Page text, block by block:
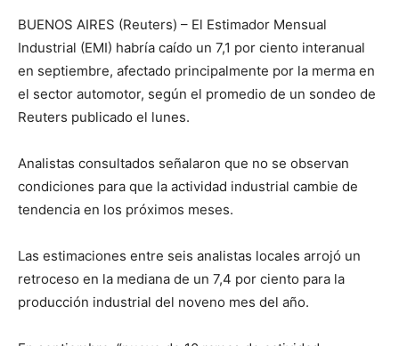
BUENOS AIRES (Reuters) – El Estimador Mensual
Industrial (EMI) habría caído un 7,1 por ciento interanual
en septiembre, afectado principalmente por la merma en
el sector automotor, según el promedio de un sondeo de
Reuters publicado el lunes.
Analistas consultados señalaron que no se observan
condiciones para que la actividad industrial cambie de
tendencia en los próximos meses.
Las estimaciones entre seis analistas locales arrojó un
retroceso en la mediana de un 7,4 por ciento para la
producción industrial del noveno mes del año.